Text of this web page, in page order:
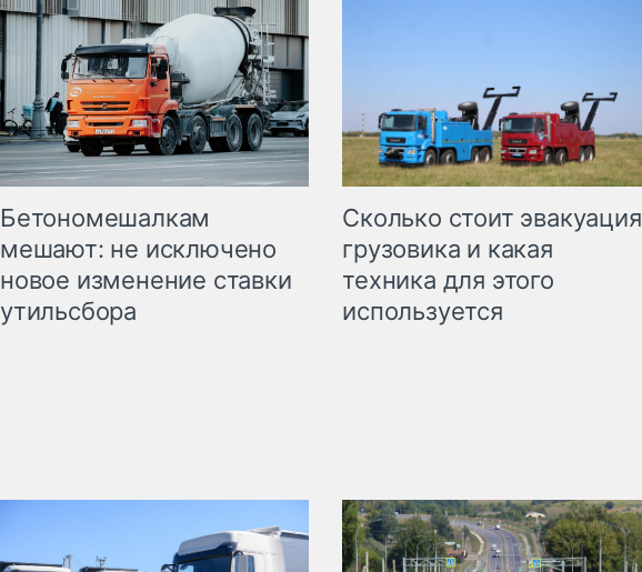
Бетономешалкам
мешают: не исключено
новое изменение ставки
утильсбора
Сколько стоит эвакуация
грузовика и какая
техника для этого
используется